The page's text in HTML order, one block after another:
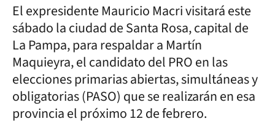
El expresidente Mauricio Macri visitará este
sábado la ciudad de Santa Rosa, capital de
La Pampa, para respaldar a Martín
Maquieyra, el candidato del PRO en las
elecciones primarias abiertas, simultáneas y
obligatorias (PASO) que se realizarán en esa
provincia el próximo 12 de febrero.